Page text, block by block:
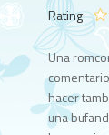
Rating
Una
hacer
una